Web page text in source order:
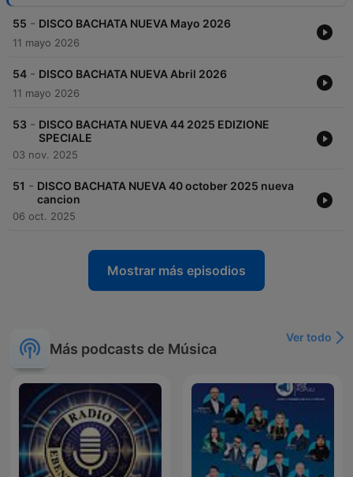
55 - DISCO BACHATA NUEVA Mayo 2026
11 mayo 2026
54 - DISCO BACHATA NUEVA Abril 2026
11 mayo 2026
53 - DISCO BACHATA NUEVA 44 2025 EDIZIONE
SPECIALE
03 nov. 2025
51 - DISCO BACHATA NUEVA 40 october 2025 nueva
cancion
06 oct. 2025
Mostrar más episodios
Más podcasts de Música
Ver todo